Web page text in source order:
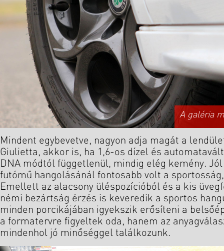
A galéria
Mindent egybevetve, nagyon adja magát a
Giulietta, akkor is, ha 1,6-os dízel és
DNA módtól függetlenül, mindig elég kemény.
futómű hangolásánál fontosabb volt a
Emellett az alacsony üléspozícióból és a kis
némi bezártság érzés is keveredik a sportos
minden porcikájában igyekszik erősíteni a
a formatervre figyeltek oda, hanem az
mindenhol jó minőséggel találkozunk.